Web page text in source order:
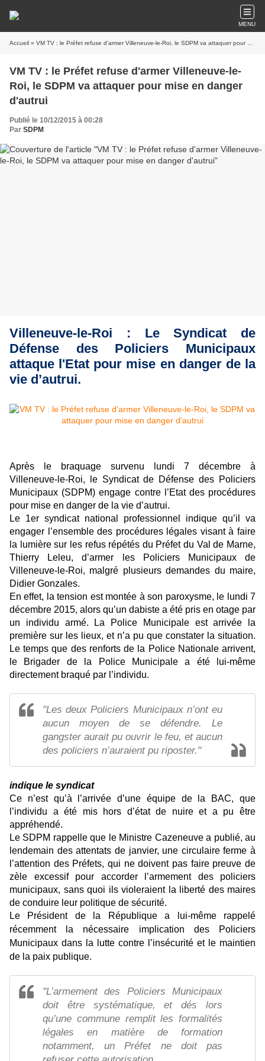
MENU
Accueil » VM TV : le Préfet refuse d'armer Villeneuve-le-Roi, le SDPM va attaquer pour mise en danger d'autrui
VM TV : le Préfet refuse d'armer Villeneuve-le-
Roi, le SDPM va attaquer pour mise en danger
d'autrui
Publié le 10/12/2015 à 00:28
Par SDPM
Villeneuve-le-Roi : Le Syndicat de
Défense des Policiers Municipaux
attaque l'Etat pour mise en danger de la
vie d’autrui.
Après le braquage survenu lundi 7 décembre à
Villeneuve-le-Roi, le Syndicat de Défense des Policiers
Municipaux (SDPM) engage contre l’Etat des procédures
pour mise en danger de la vie d’autrui.
Le 1er syndicat national professionnel indique qu’il va
engager l’ensemble des procédures légales visant à faire
la lumière sur les refus répétés du Préfet du Val de Marne,
Thierry Leleu, d’armer les Policiers Municipaux de
Villeneuve-le-Roi, malgré plusieurs demandes du maire,
Didier Gonzales.
En effet, la tension est montée à son paroxysme, le lundi 7
décembre 2015, alors qu’un dabiste a été pris en otage par
un individu armé. La Police Municipale est arrivée la
première sur les lieux, et n’a pu que constater la situation.
Le temps que des renforts de la Police Nationale arrivent,
le Brigader de la Police Municipale a été lui-même
directement braqué par l’individu.
"Les deux Policiers Municipaux n’ont eu
aucun moyen de se défendre. Le
gangster aurait pu ouvrir le feu, et aucun
des policiers n’auraient pu riposter."
indique le syndicat
Ce n’est qu’à l’arrivée d’une équipe de la BAC, que
l’individu a été mis hors d’état de nuire et a pu être
appréhendé.
Le SDPM rappelle que le Ministre Cazeneuve a publié, au
lendemain des attentats de janvier, une circulaire ferme à
l’attention des Préfets, qui ne doivent pas faire preuve de
zèle excessif pour accorder l’armement des policiers
municipaux, sans quoi ils violeraient la liberté des maires
de conduire leur politique de sécurité.
Le Président de la République a lui-même rappelé
récemment la nécessaire implication des Policiers
Municipaux dans la lutte contre l’insécurité et le maintien
de la paix publique.
"L’armement des Policiers Municipaux
doit être systématique, et dés lors
qu’une commune remplit les formalités
légales en matière de formation
notamment, un Préfet ne doit pas